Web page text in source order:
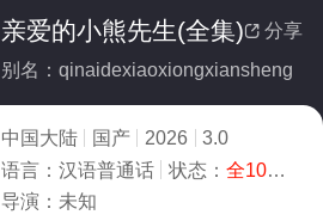
 分享
亲爱的小熊先生(全集)
别名：qinaidexiaoxiongxiansheng
中国大陆 国产 2026
3.0
语言： 汉语普通话 状态： 全10集
导演： 未知